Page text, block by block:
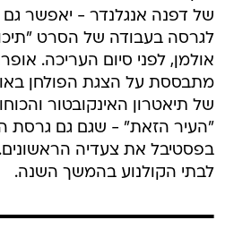
של דפנה אנגלנדר - יאפשר
לגרסה בעבודה של הסרט
אולמן, לפני סיום העריכה.
מתבססת על הצגת הפולחן
של תיאטרון האינקובטור
"העיר הזאת" - שגם גם
בפסטיבל את צעדיה
לבתי הקולנוע בהמשך השנה.